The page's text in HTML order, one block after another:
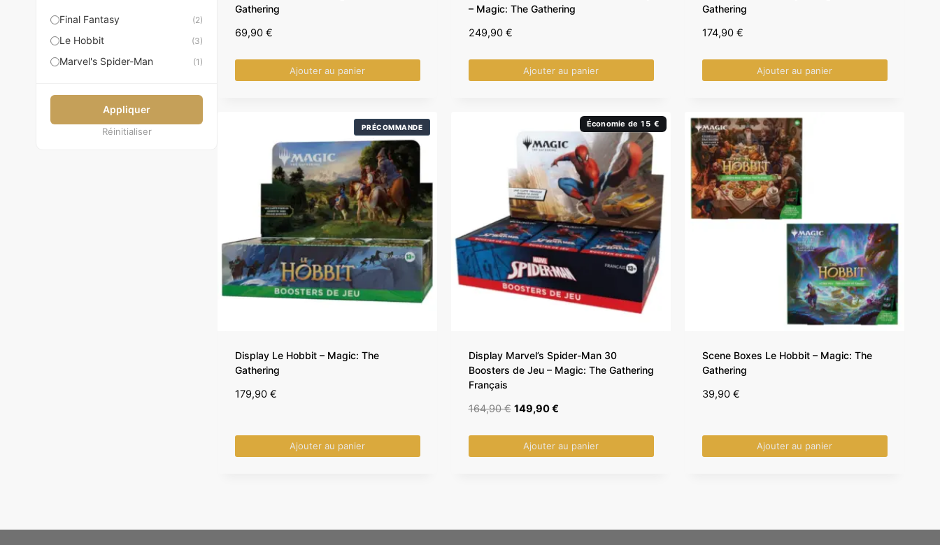
Final Fantasy (2)
Le Hobbit (3)
Marvel's Spider-Man (1)
Appliquer
Réinitialiser
Gathering
69,90 €
Ajouter au panier
– Magic: The Gathering
249,90 €
Ajouter au panier
Gathering
174,90 €
Ajouter au panier
PRÉCOMMANDE
Display Le Hobbit – Magic: The
Gathering
179,90 €
Ajouter au panier
Économie de 15 €
Display Marvel’s Spider-Man 30
Boosters de Jeu – Magic: The Gathering
Français
164,90€ Le
initial
était :
149,90€Le
est :
Ajouter au panier
Scene Boxes Le Hobbit – Magic: The
Gathering
39,90 €
Ajouter au panier